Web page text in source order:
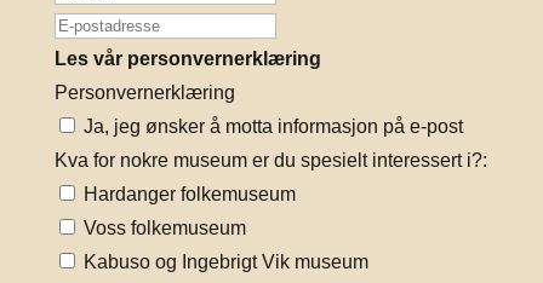
Les vår personvernerklæring
Personvernerklæring
Ja, jeg ønsker å motta informasjon på e-post
Kva for nokre museum er du spesielt interessert i?:
Hardanger folkemuseum
Voss folkemuseum
Kabuso og Ingebrigt Vik museum